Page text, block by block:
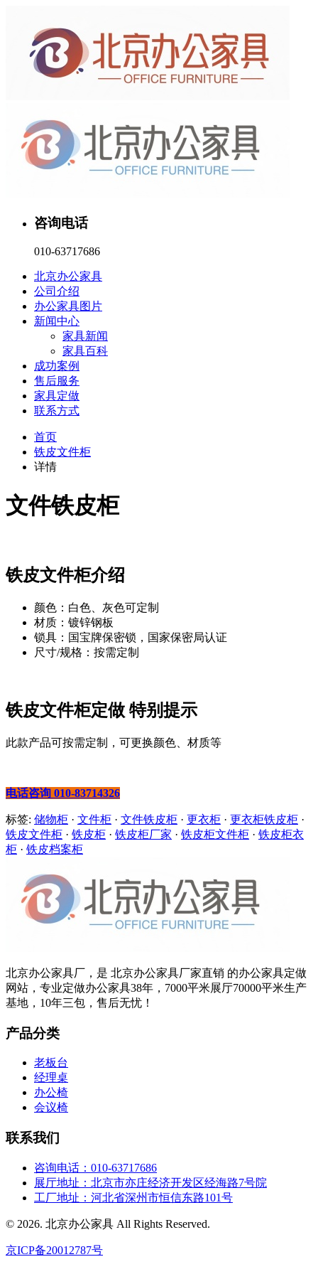
咨询电话
010-63717686
北京办公家具
公司介绍
办公家具图片
新闻中心
家具新闻
家具百科
成功案例
售后服务
家具定做
联系方式
首页
铁皮文件柜
详情
文件铁皮柜
铁皮文件柜介绍
颜色：白色、灰色可定制
材质：镀锌钢板
锁具：国宝牌保密锁，国家保密局认证
尺寸/规格：按需定制
铁皮文件柜定做 特别提示
此款产品可按需定制，可更换颜色、材质等
电话咨询 010-83714326
标签: 储物柜 · 文件柜 · 文件铁皮柜 · 更衣柜 · 更衣柜铁皮柜 ·
铁皮文件柜 · 铁皮柜 · 铁皮柜厂家 · 铁皮柜文件柜 · 铁皮柜衣
柜 · 铁皮档案柜
北京办公家具厂，是 北京办公家具厂家直销 的办公家具定做
网站，专业定做办公家具38年，7000平米展厅70000平米生产
基地，10年三包，售后无忧！
产品分类
老板台
经理桌
办公椅
会议椅
联系我们
咨询电话：010-63717686
展厅地址：北京市亦庄经济开发区经海路7号院
工厂地址：河北省深州市恒信东路101号
© 2026. 北京办公家具 All Rights Reserved.
京ICP备20012787号